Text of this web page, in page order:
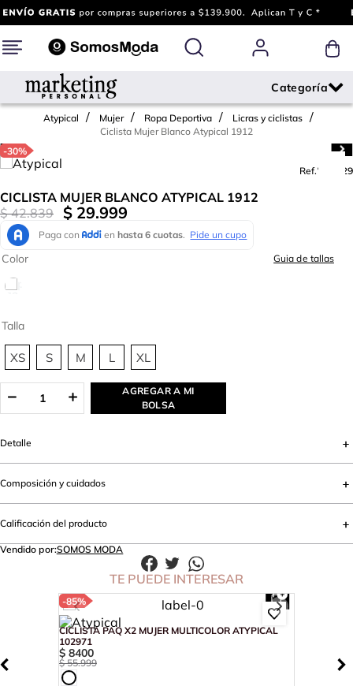
Atypical Mujer Ropa Deportiva
Licras y ciclistas
Ciclista Mujer Blanco Atypical 1912
-30%
Ref.730429
CICLISTA MUJER BLANCO ATYPICAL 1912
$ 42.839 $ 29.999
Talla
XS S M L XL
Color Guia de tallas
AGREGAR A MI
BOLSA
Detalle
Composición y cuidados
Calificación del producto
Vendido por:SOMOS MODA
TE PUEDE INTERESAR
-85%
CICLISTA PAQ X2 MUJER MULTICOLOR ATYPICAL
102971
$ 8400
$ 55.999